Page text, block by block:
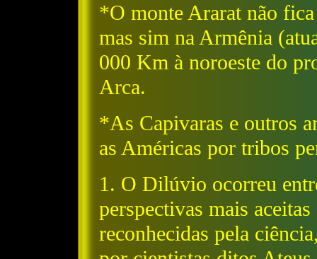
*O monte Ararat não
mas sim na Armênia
000 Km à noroeste do
Arca.
*As Capivaras e outros
as Américas por tribos
1. O Dilúvio ocorreu
perspectivas mais
reconhecidas pela